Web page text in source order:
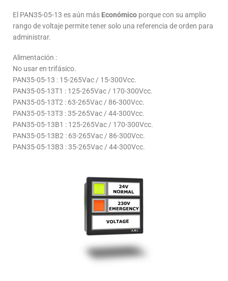
El PAN35-05-13 es aún más Económico porque con su amplio
rango de voltaje permite tener solo una referencia de orden para
administrar.
Alimentación :
No usar en trifásico.
PAN35-05-13 : 15-265Vac / 15-300Vcc.
PAN35-05-13T1 : 125-265Vac / 170-300Vcc.
PAN35-05-13T2 : 63-265Vac / 86-300Vcc.
PAN35-05-13T3 : 35-265Vac / 44-300Vcc.
PAN35-05-13B1 : 125-265Vac / 170-300Vcc.
PAN35-05-13B2 : 63-265Vac / 86-300Vcc.
PAN35-05-13B3 : 35-265Vac / 44-300Vcc.